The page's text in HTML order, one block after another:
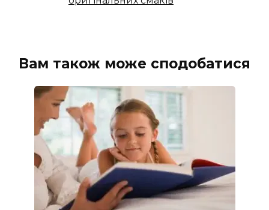
Вам також може сподобатися